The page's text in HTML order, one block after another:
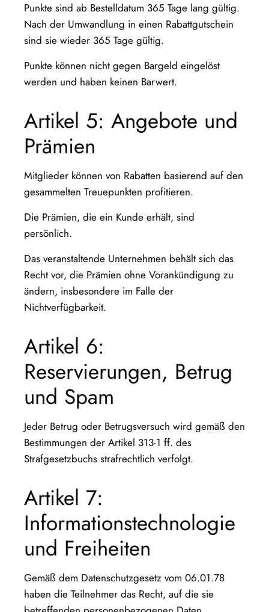
Punkte sind ab Bestelldatum 365 Tage lang gültig.
Nach der Umwandlung in einen Rabattgutschein
sind sie wieder 365 Tage gültig.
Punkte können nicht gegen Bargeld eingelöst
werden und haben keinen Barwert.
Artikel 5: Angebote und
Prämien
Mitglieder können von Rabatten basierend auf den
gesammelten Treuepunkten profitieren.
Die Prämien, die ein Kunde erhält, sind
persönlich.
Das veranstaltende Unternehmen behält sich das
Recht vor, die Prämien ohne Vorankündigung zu
ändern, insbesondere im Falle der
Nichtverfügbarkeit.
Artikel 6:
Reservierungen, Betrug
und Spam
Jeder Betrug oder Betrugsversuch wird gemäß den
Bestimmungen der Artikel 313-1 ff. des
Strafgesetzbuchs strafrechtlich verfolgt.
Artikel 7:
Informationstechnologie
und Freiheiten
Gemäß dem Datenschutzgesetz vom 06.01.78
haben die Teilnehmer das Recht, auf die sie